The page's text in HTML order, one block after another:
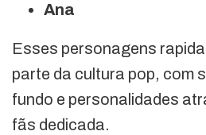
Ana
Esses personagens
parte da cultura pop, com
fundo e personalidades
fãs dedicada.